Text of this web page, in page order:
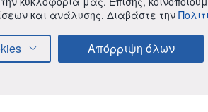
ΜΥΤΗΣ
και ανάλυσης. Διαβάστε την
Απόρριψη όλων